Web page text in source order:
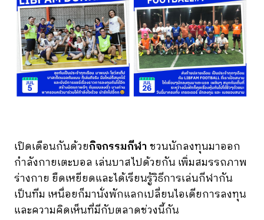
เปิดเดือนกันด้วยกิจกรรมกีฬาชวนนักลงทุนมาออก
กำลังกายเตะบอล เล่นบาสไปด้วยกัน เพิ่มสมรรถภาพ
ร่างกาย ยืดเหยียดและได้เรียนรู้วิธีการเล่นกีฬากัน
เป็นทีม เหนื่อยก็มานั่งพักแลกเปลี่ยนไอเดียการลงทุน
และความคิดเห็นที่มีกับตลาดช่วงนี้กัน